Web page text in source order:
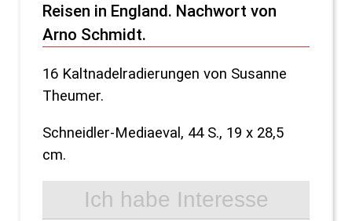
Reisen in England. Nachwort von
Arno Schmidt.
16 Kaltnadelradierungen von Susanne
Theumer.
Schneidler-Mediaeval, 44 S., 19 x 28,5
cm.